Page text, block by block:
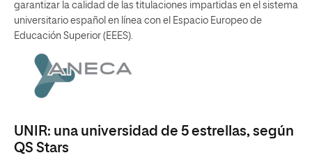
garantizar la calidad de las titulaciones impartidas en el sistema
universitario español en línea con el Espacio Europeo de
Educación Superior (EEES).
UNIR: una universidad de 5 estrellas, según
QS Stars